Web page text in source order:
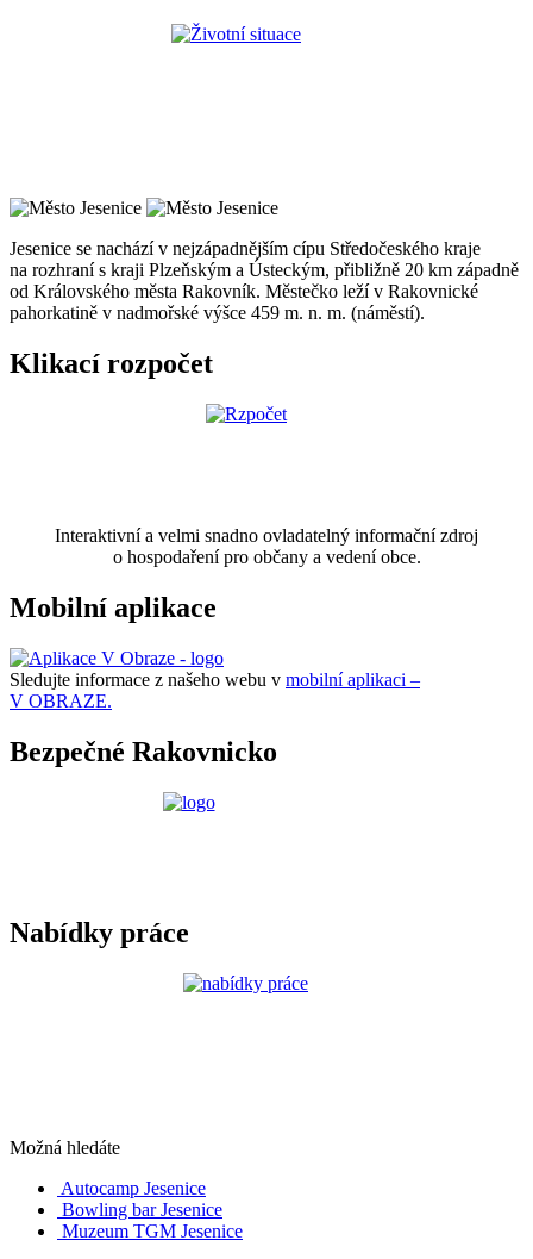
Jesenice se nachází v nejzápadnějším cípu Středočeského kraje
na rozhraní s kraji Plzeňským a Ústeckým, přibližně 20 km západně
od Královského města Rakovník. Městečko leží v Rakovnické
pahorkatině v nadmořské výšce 459 m. n. m. (náměstí).
Klikací rozpočet
Interaktivní a velmi snadno ovladatelný informační zdroj
o hospodaření pro občany a vedení obce.
Mobilní aplikace
Sledujte informace z našeho webu v mobilní aplikaci –
V OBRAZE.
Bezpečné Rakovnicko
Nabídky práce
Možná hledáte
Autocamp Jesenice
Bowling bar Jesenice
Muzeum TGM Jesenice